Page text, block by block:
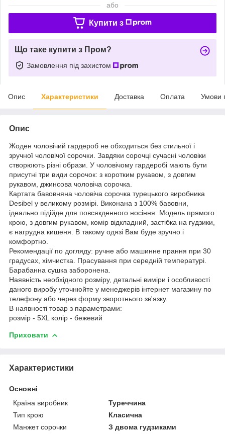
або
Купити з
Що таке купити з Пром?
Замовлення під захистом
Опис Характеристики Доставка Оплата Умови
Опис
Жоден чоловічий гардероб не обходиться без стильної і
зручної чоловічої сорочки. Завдяки сорочці сучасні чоловіки
створюють різні образи. У чоловічому гардеробі мають бути
присутні три види сорочок: з коротким рукавом, з довгим
рукавом, джинсова чоловіча сорочка.
Картата бавовняна чоловіча сорочка турецького виробника
Desibel у великому розмірі. Виконана з 100% бавовни,
ідеально підійде для повсякденного носіння. Модель прямого
крою, з довгим рукавом, комір відкладний, застібка на гудзики,
є нагрудна кишеня. В такому одязі Вам буде зручно і
комфортно.
Рекомендації по догляду: ручне або машинне прання при 30
градусах, хімчистка. Прасування при середній температурі.
Барабанна сушка заборонена.
Наявність необхідного розміру, детальні виміри і особливості
даного виробу уточнюйте у менеджерів інтернет магазину по
телефону або через форму зворотнього зв'язку.
В наявності товар з параметрами:
розмір - 5XL колір - бежевий
Приховати
Характеристики
Основні
Країна виробник
Туреччина
Тип крою
Класична
Манжет сорочки
З двома гудзиками